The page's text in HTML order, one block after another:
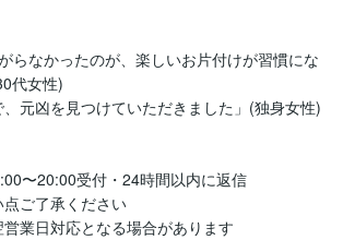
らなかったのが、楽しいお片付けが習慣にな
代女性)
、元凶を見つけていただきました」(独身女性)
〜20:00受付・24時間以内に返信
点ご了承ください
営業日対応となる場合があります